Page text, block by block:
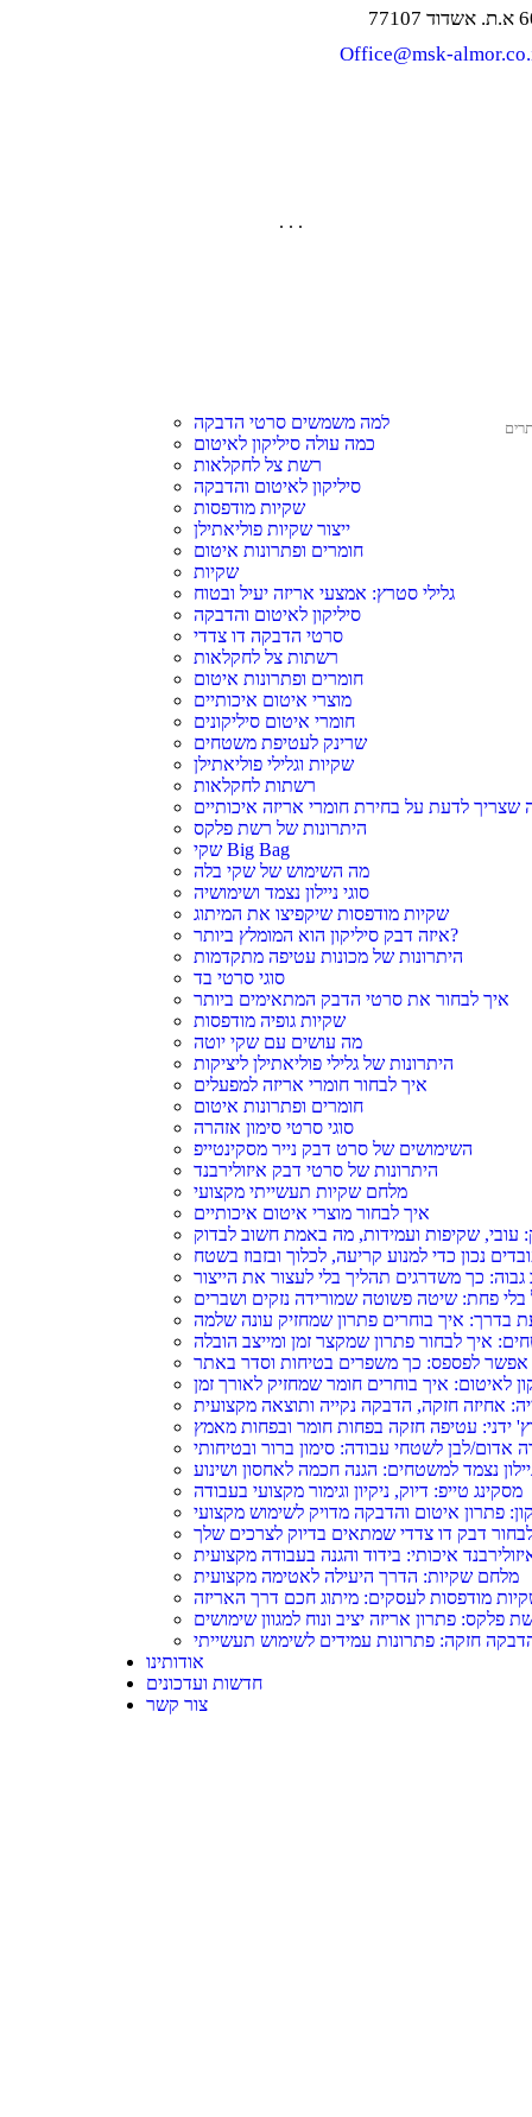
מסקינגטייפ נייר דבק
למה משמשים סרטי הדבקה
כמה עולה סיליקון לאיטום
רשת צל לחקלאות
סיליקון לאיטום והדבקה
שקיות מודפסות
ייצור שקיות פוליאתילן
חומרים ופתרונות איטום
שקיות
גלילי סטרץ: אמצעי אריזה יעיל ובטוח
סיליקון לאיטום והדבקה
סרטי הדבקה דו צדדי
רשתות צל לחקלאות
חומרים ופתרונות איטום
מוצרי איטום איכותיים
חומרי איטום סיליקונים
שרינק לעטיפת משטחים
שקיות וגלילי פוליאתילן
רשתות לחקלאות
שצריך לדעת על בחירת חומרי אריזה איכותיים
היתרונות של רשת פלקס
שקי Big Bag
מה השימוש של שקי בלה
סוגי ניילון נצמד ושימושיה
שקיות מודפסות שיקפיצו את המיתוג
איזה דבק סיליקון הוא המומלץ ביותר?
היתרונות של מכונות עטיפה מתקדמות
סוגי סרטי בד
איך לבחור את סרטי הדבק המתאימים ביותר
שקיות גופיה מודפסות
מה עושים עם שקי יוטה
היתרונות של גלילי פוליאתילן ליציקות
איך לבחור חומרי אריזה למפעלים
חומרים ופתרונות איטום
סוגי סרטי סימון אזהרה
השימושים של סרט דבק נייר מסקינטייפ
היתרונות של סרטי דבק איזולירבנד
מלחם שקיות תעשייתי מקצועי
איך לבחור מוצרי איטום איכותיים
עובי, שקיפות ועמידות, מה באמת חשוב לבדוק
נכון כדי למנוע קריעה, לכלוך ובזבוז בשטח
כך משדרגים תהליך בלי לעצור את הייצור
בלי פחת: שיטה פשוטה שמורידה נזקים ושברים
בדרך: איך בוחרים פתרון שמחזיק עונה שלמה
איך לבחור פתרון שמקצר זמן ומייצב הובלה
אפשר לפספס: כך משפרים בטיחות וסדר באתר
לאיטום: איך בוחרים חומר שמחזיק לאורך זמן
אחיזה חזקה, הדבקה נקייה ותוצאה מקצועית
ידני: עטיפה חזקה בפחות חומר ובפחות מאמץ
אדום/לבן לשטחי עבודה: סימון ברור ובטיחותי
נצמד למשטחים: הגנה חכמה לאחסון ושינוע
מסקינג טייפ: דיוק, ניקיון וגימור מקצועי בעבודה
פתרון איטום והדבקה מדויק לשימוש מקצועי
דבק דו צדדי שמתאים בדיוק לצרכים שלך
איכותי: בידוד והגנה בעבודה מקצועית
מלחם שקיות: הדרך היעילה לאטימה מקצועית
מודפסות לעסקים: מיתוג חכם דרך האריזה
פלקס: פתרון אריזה יציב ונוח למגוון שימושים
חזקה: פתרונות עמידים לשימוש תעשייתי
אודותינו
חדשות ועדכונים
צור קשר
Office@msk-
. . .